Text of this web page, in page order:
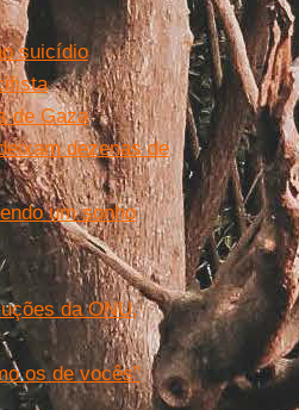
suicídio
de Gaza
dezenas de
um sonho
da ONU,
os de vocês”